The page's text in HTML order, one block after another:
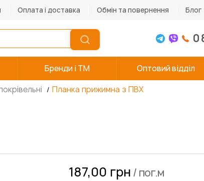
Оплата і доставка Обмін та повернення Блог
0
Бренди і TM Оптовий відділ
Планка прижимна з ПВХ
187,00 грн / пог.м